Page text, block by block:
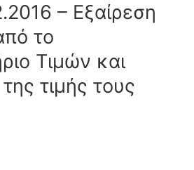
– Εξαίρεση
το
Τιμών και
τιμής τους